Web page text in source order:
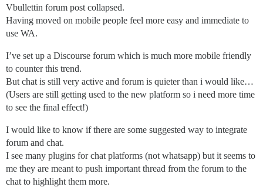
Vbullettin forum post collapsed.
Having moved on mobile people feel more easy and immediate to
use WA.
I’ve set up a Discourse forum which is much more mobile friendly
to counter this trend.
But chat is still very active and forum is quieter than i would like…
(Users are still getting used to the new platform so i need more time
to see the final effect!)
I would like to know if there are some suggested way to integrate
forum and chat.
I see many plugins for chat platforms (not whatsapp) but it seems to
me they are meant to push important thread from the forum to the
chat to highlight them more.